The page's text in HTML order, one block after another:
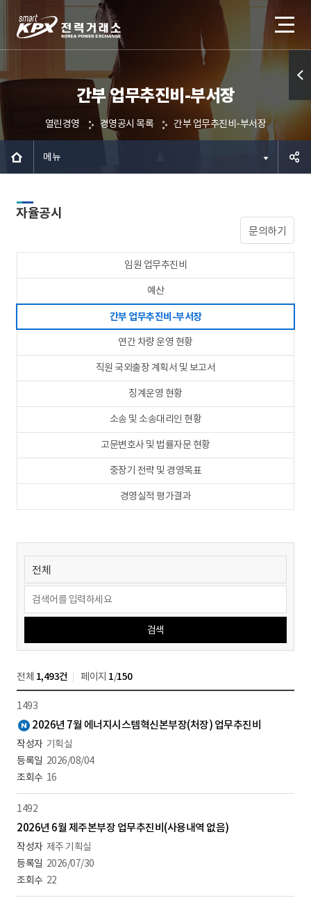
간부 업무추진비-부서장
열린경영 경영공시 목록 간부 업무추진비-부서장
메뉴
기
문의하기
자율공시
임원 업무추진비
예산
간부 업무추진비-부서장
연간 차량 운영 현황
직원 국외출장 계획서 및 보고서
징계운영 현황
소송 및 소송대리인 현황
고문변호사 및 법률자문 현황
중장기 전략 및 경영목표
경영실적 평가결과
검색
전체 1,493건 페이지 1/150
1493
새
글
2026년 7월 에너지시스템혁신본부장(처장) 업무추진비
기획실
2026/08/04
16
1492
2026년 6월 제주본부장 업무추진비(사용내역 없음)
제주 기획실
2026/07/30
22